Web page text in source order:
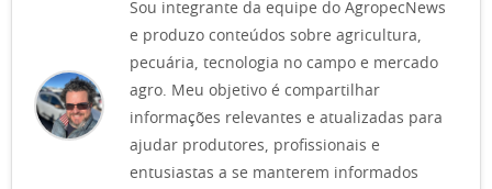
Sou integrante da equipe do AgropecNews
e produzo conteúdos sobre agricultura,
pecuária, tecnologia no campo e mercado
agro. Meu objetivo é compartilhar
informações relevantes e atualizadas para
ajudar produtores, profissionais e
entusiastas a se manterem informados